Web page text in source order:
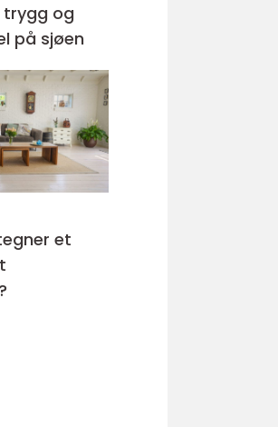
trygg og
på sjøen
et